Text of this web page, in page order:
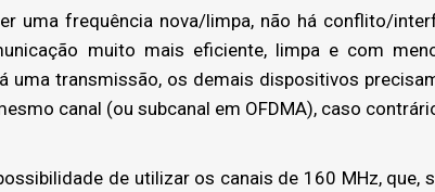
uma frequência nova/limpa, não há conflito/
muito mais eficiente, limpa e com
uma transmissão, os demais dispositivos
canal (ou subcanal em OFDMA), caso
de utilizar os canais de 160 MHz, que,